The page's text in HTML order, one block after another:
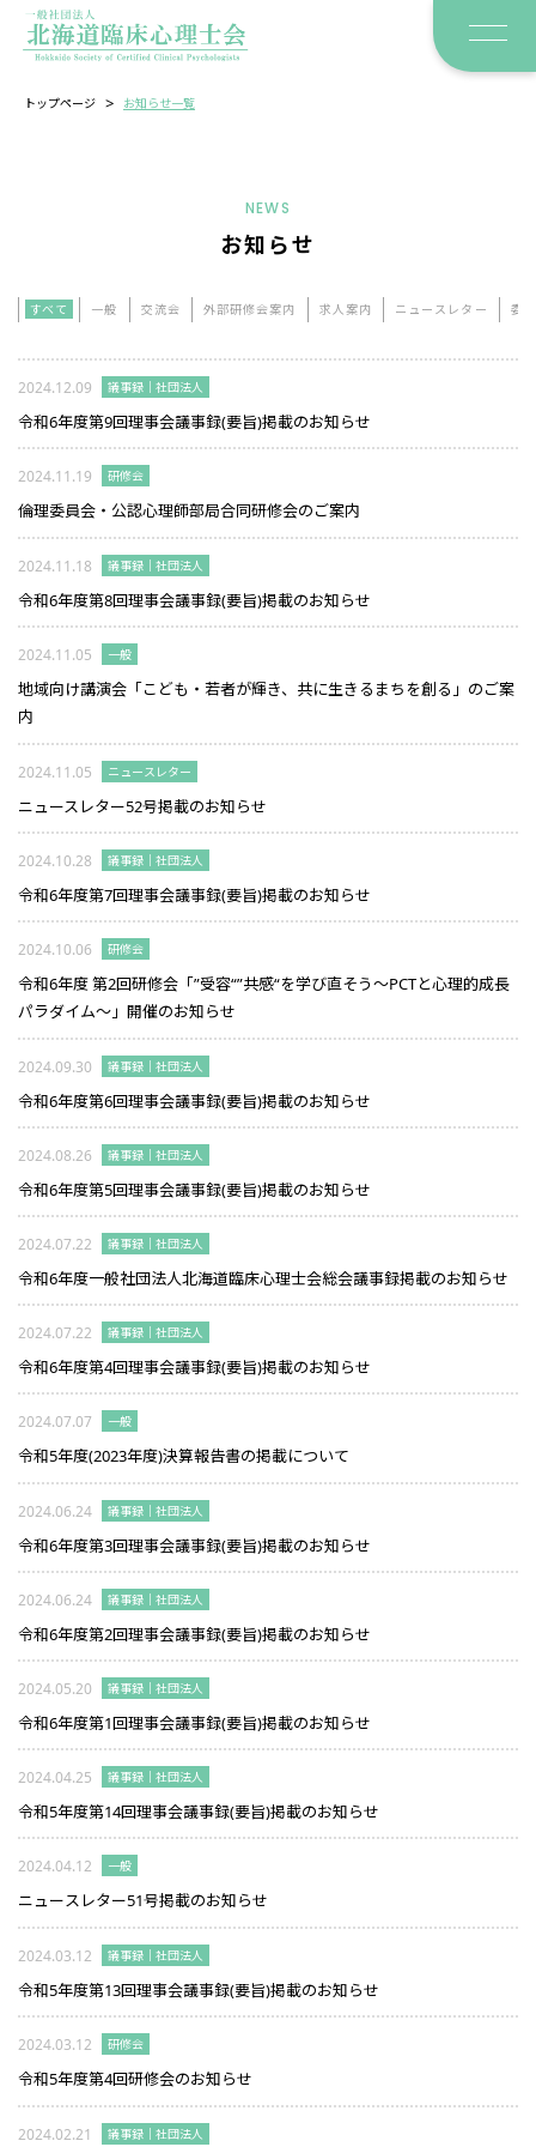
トップページ > お知らせ一覧
NEWS
お知らせ
すべて 一般 交流会 外部研修会案内 求人案内 ニュースレター 委
2024.12.09 議事録｜社団法人
令和6年度第9回理事会議事録(要旨)掲載のお知らせ
2024.11.19 研修会
倫理委員会・公認心理師部局合同研修会のご案内
2024.11.18 議事録｜社団法人
令和6年度第8回理事会議事録(要旨)掲載のお知らせ
2024.11.05 一般
地域向け講演会「こども・若者が輝き、共に生きるまちを創る」のご案
内
2024.11.05 ニュースレター
ニュースレター52号掲載のお知らせ
2024.10.28 議事録｜社団法人
令和6年度第7回理事会議事録(要旨)掲載のお知らせ
2024.10.06 研修会
令和6年度 第2回研修会「”受容“”共感“を学び直そう～PCTと心理的成長
パラダイム～」開催のお知らせ
2024.09.30 議事録｜社団法人
令和6年度第6回理事会議事録(要旨)掲載のお知らせ
2024.08.26 議事録｜社団法人
令和6年度第5回理事会議事録(要旨)掲載のお知らせ
2024.07.22 議事録｜社団法人
令和6年度一般社団法人北海道臨床心理士会総会議事録掲載のお知らせ
2024.07.22 議事録｜社団法人
令和6年度第4回理事会議事録(要旨)掲載のお知らせ
2024.07.07 一般
令和5年度(2023年度)決算報告書の掲載について
2024.06.24 議事録｜社団法人
令和6年度第3回理事会議事録(要旨)掲載のお知らせ
2024.06.24 議事録｜社団法人
令和6年度第2回理事会議事録(要旨)掲載のお知らせ
2024.05.20 議事録｜社団法人
令和6年度第1回理事会議事録(要旨)掲載のお知らせ
2024.04.25 議事録｜社団法人
令和5年度第14回理事会議事録(要旨)掲載のお知らせ
2024.04.12 一般
ニュースレター51号掲載のお知らせ
2024.03.12 議事録｜社団法人
令和5年度第13回理事会議事録(要旨)掲載のお知らせ
2024.03.12 研修会
令和5年度第4回研修会のお知らせ
2024.02.21 議事録｜社団法人